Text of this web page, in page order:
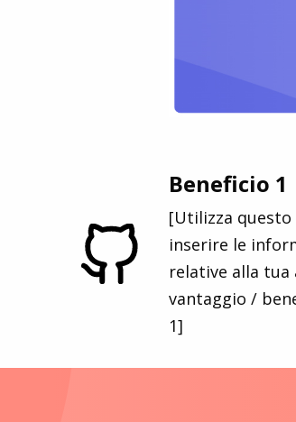
Beneficio 1
[Utilizza
inserire le
relative alla
vantaggio /
1]